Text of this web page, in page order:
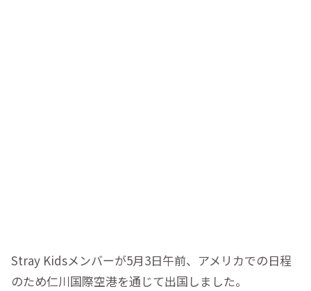
Stray Kidsメンバーが5月3日午前、アメリカでの日程
のため仁川国際空港を通じて出国しました。